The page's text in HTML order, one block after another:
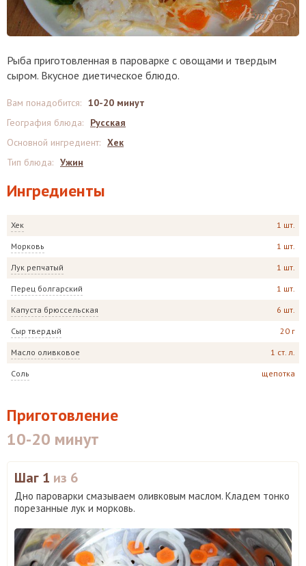
Рыба приготовленная в пароварке с овощами и твердым
сыром. Вкусное диетическое блюдо.
Ингредиенты
Хек 1 шт.
Морковь 1 шт.
Лук репчатый 1 шт.
Перец болгарский 1 шт.
Капуста брюссельская 6 шт.
Сыр твердый 20 г
Масло оливковое 1 ст. л.
Соль щепотка
Вам понадобится: 10-20 минут
География блюда:
Русская
Основной ингредиент: Хек
Тип блюда: Ужин
Приготовление
10-20 минут
Шаг 1 из 6
Дно пароварки смазываем оливковым маслом. Кладем тонко
порезанные лук и морковь.